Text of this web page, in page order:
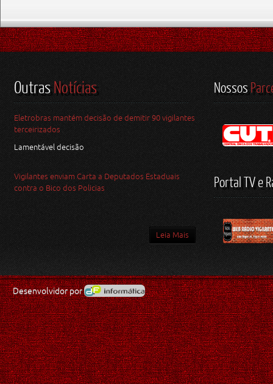
OutrasNotícias
Eletrobras mantém decisão de demitir 90 vigilantes
terceirizados
Lamentável decisão
Vigilantes enviam Carta a Deputados Estaduais
contra o Bico dos Policias
Leia Mais
Nossos
Portal TV e
Desenvolvidor por